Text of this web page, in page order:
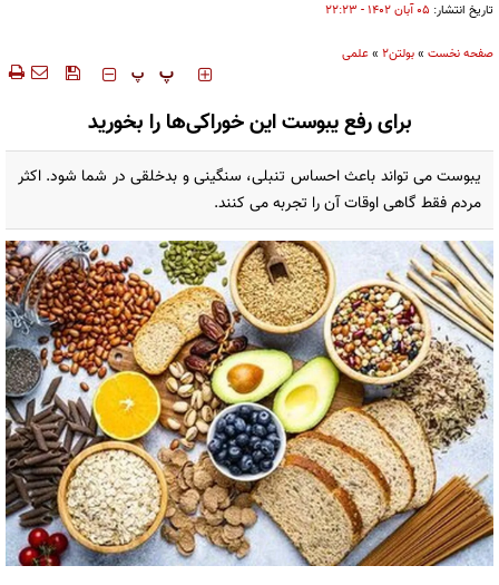
تاریخ انتشار: ۰۵ آبان ۱۴۰۲ - ۲۲:۲۳
صفحه نخست »بولتن2 »علمی
‍‍‍ پ پ
برای رفع یبوست این خوراکی‌ها را بخورید
یبوست می تواند باعث احساس تنبلی، سنگینی و بدخلقی در شما شود. اکثر
مردم فقط گاهی اوقات آن را تجربه می کنند.